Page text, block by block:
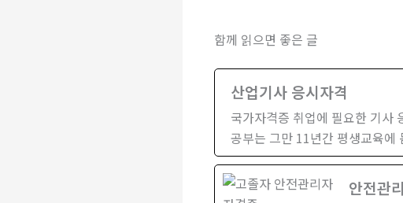
함께 읽으면 좋은 글
산업기사 응시자격
국가자격증 취업에 필요한 기사
공부는 그만 11년간 평생교육에
안전관